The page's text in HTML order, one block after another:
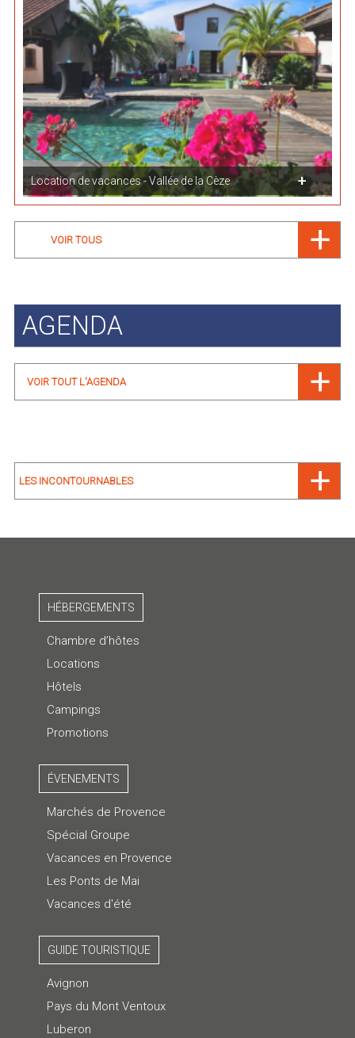
Location de vacances - Vallée de la Cèze
VOIR TOUS
AGENDA
VOIR TOUT L'AGENDA
LES INCONTOURNABLES
HÉBERGEMENTS
Chambre d’hôtes
Locations
Hôtels
Campings
Promotions
ÉVENEMENTS
Marchés de Provence
Spécial Groupe
Vacances en Provence
Les Ponts de Mai
Vacances d'été
GUIDE TOURISTIQUE
Avignon
Pays du Mont Ventoux
Luberon